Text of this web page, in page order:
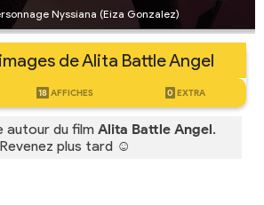
Nyssiana (Eiza Gonzalez)
de Alita Battle Angel
18 AFFICHES 0 EXTRA
autour du film Alita Battle Angel.
Revenez plus tard ☺